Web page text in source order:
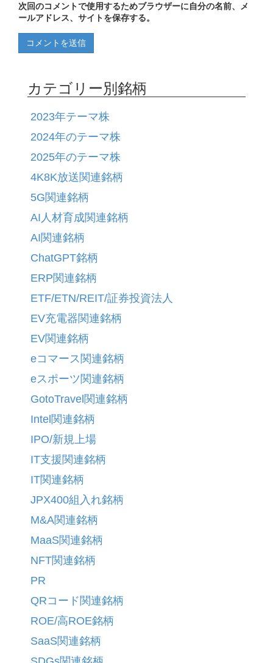
次回のコメントで使用するためブラウザーに自分の名前、メ
ールアドレス、サイトを保存する。
カテゴリー別銘柄
2023年テーマ株
2024年のテーマ株
2025年のテーマ株
4K8K放送関連銘柄
5G関連銘柄
AI人材育成関連銘柄
AI関連銘柄
ChatGPT銘柄
ERP関連銘柄
ETF/ETN/REIT/証券投資法人
EV充電器関連銘柄
EV関連銘柄
eコマース関連銘柄
eスポーツ関連銘柄
GotoTravel関連銘柄
Intel関連銘柄
IPO/新規上場
IT支援関連銘柄
IT関連銘柄
JPX400組入れ銘柄
M&A関連銘柄
MaaS関連銘柄
NFT関連銘柄
PR
QRコード関連銘柄
ROE/高ROE銘柄
SaaS関連銘柄